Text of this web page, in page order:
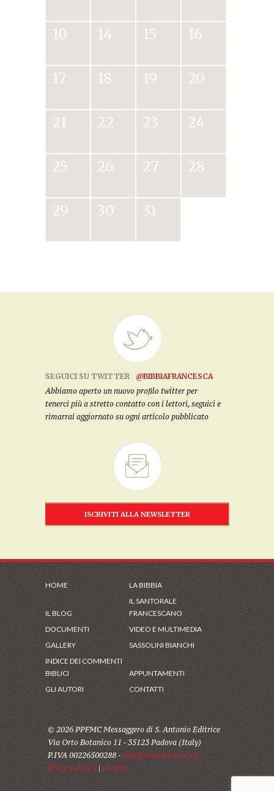
10 14 15 16
17 18 19 20
21 22 23 24
25 26 27 28
29 30 31
SEGUICI SU TWITTER
@BIBBIAFRANCESCA
Abbiamo aperto un nuovo profilo twitter per
tenerci più a stretto contatto con i lettori, seguici e
rimarrai aggiornato su ogni articolo pubblicato
ISCRIVITI ALLA NEWSLETTER
HOME LA BIBBIA
IL BLOG
IL SANTORALE
FRANCESCANO
DOCUMENTI
VIDEO E MULTIMEDIA
GALLERY
SASSOLINI BIANCHI
INDICE DEI COMMENTI
BIBLICI
APPUNTAMENTI
GLI AUTORI
CONTATTI
© 2026 PPFMC Messaggero di S. Antonio Editrice
Via Orto Botanico 11 - 35123 Padova (Italy)
P.IVA 00226500288 - info@santantonio.org
Privacy Policy| Credits